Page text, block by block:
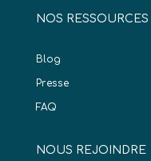
NOS RESSOURCES
Blog
Presse
FAQ
NOUS REJOINDRE